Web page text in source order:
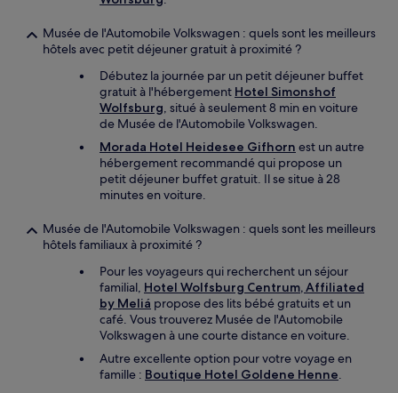
Musée de l'Automobile Volkswagen : quels sont les meilleurs
hôtels avec petit déjeuner gratuit à proximité ?
Débutez la journée par un petit déjeuner buffet
gratuit à l'hébergement Hotel Simonshof
Wolfsburg, situé à seulement 8 min en voiture
de Musée de l'Automobile Volkswagen.
Morada Hotel Heidesee Gifhorn est un autre
hébergement recommandé qui propose un
petit déjeuner buffet gratuit. Il se situe à 28
minutes en voiture.
Musée de l'Automobile Volkswagen : quels sont les meilleurs
hôtels familiaux à proximité ?
Pour les voyageurs qui recherchent un séjour
familial, Hotel Wolfsburg Centrum, Affiliated
by Meliá propose des lits bébé gratuits et un
café. Vous trouverez Musée de l'Automobile
Volkswagen à une courte distance en voiture.
Autre excellente option pour votre voyage en
famille : Boutique Hotel Goldene Henne.